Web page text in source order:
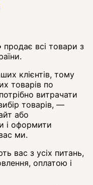
продає всі товари з
клієнтів, тому
товарів по
витрачати
товарів, —
або
і оформити
ми.
вас з усіх питань,
оплатою і